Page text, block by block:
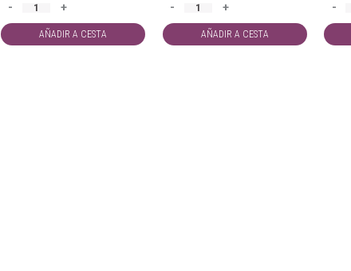
- +
AÑADIR A CESTA
- +
AÑADIR A CESTA
-